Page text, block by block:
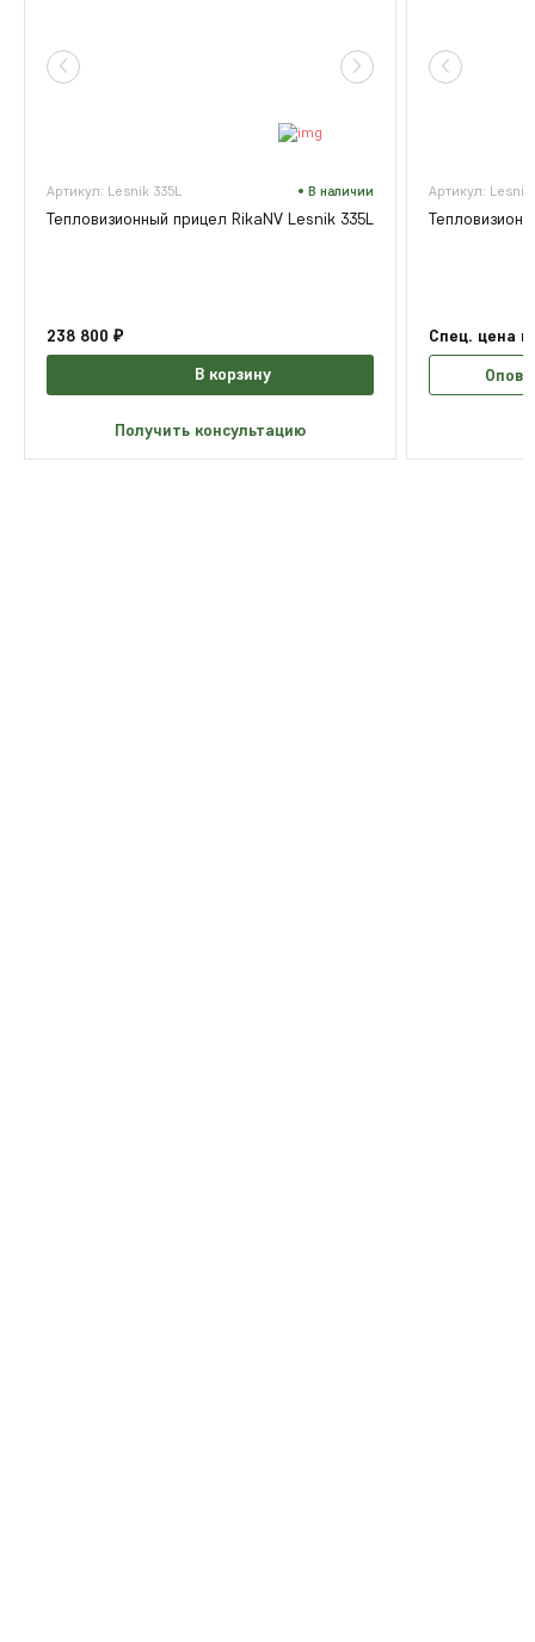
Артикул: Lesnik 335L В наличии
Тепловизионный прицел RikaNV Lesnik 335L
238 800 ₽
В корзину
Получить консультацию
Артикул: Lesnik
Спец. цена